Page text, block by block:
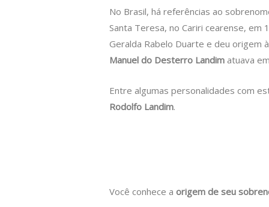
No Brasil, há referências ao
Santa Teresa, no Cariri cearense, em
Geralda Rabelo Duarte e deu origem
Manuel do Desterro Landim atuava
Entre algumas personalidades com
Rodolfo Landim.
Você conhece a origem de seu